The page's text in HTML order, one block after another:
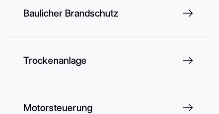
Baulicher Brandschutz
Trockenanlage
Motorsteuerung